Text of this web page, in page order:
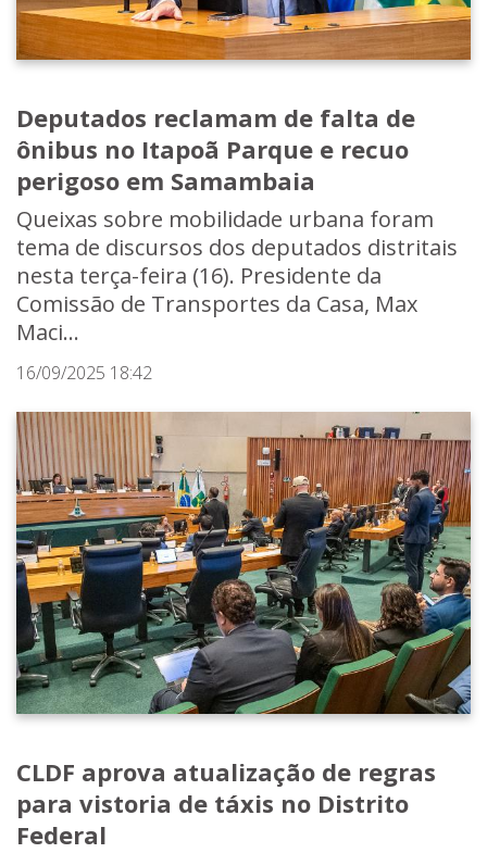
Deputados reclamam de falta de
ônibus no Itapoã Parque e recuo
perigoso em Samambaia
Queixas sobre mobilidade urbana foram
tema de discursos dos deputados distritais
nesta terça-feira (16). Presidente da
Comissão de Transportes da Casa, Max
Maci...
16/09/2025 18:42
CLDF aprova atualização de regras
para vistoria de táxis no Distrito
Federal